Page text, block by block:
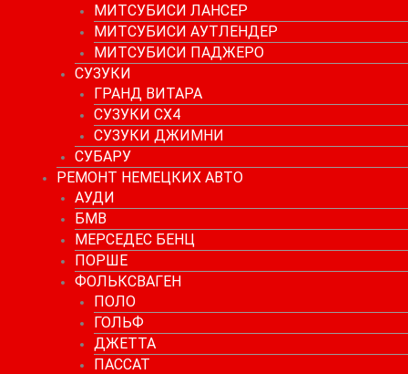
МИТСУБИСИ ЛАНСЕР
МИТСУБИСИ АУТЛЕНДЕР
МИТСУБИСИ ПАДЖЕРО
СУЗУКИ
ГРАНД ВИТАРА
СУЗУКИ СХ4
СУЗУКИ ДЖИМНИ
СУБАРУ
РЕМОНТ НЕМЕЦКИХ АВТО
АУДИ
БМВ
МЕРСЕДЕС БЕНЦ
ПОРШЕ
ФОЛЬКСВАГЕН
ПОЛО
ГОЛЬФ
ДЖЕТТА
ПАССАТ